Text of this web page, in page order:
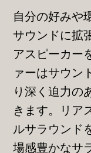
自分の好みや
サウンドに拡
アスピーカー
ァーはサウン
り深く迫力の
きます。リア
ルサラウンド
場感豊かなサ